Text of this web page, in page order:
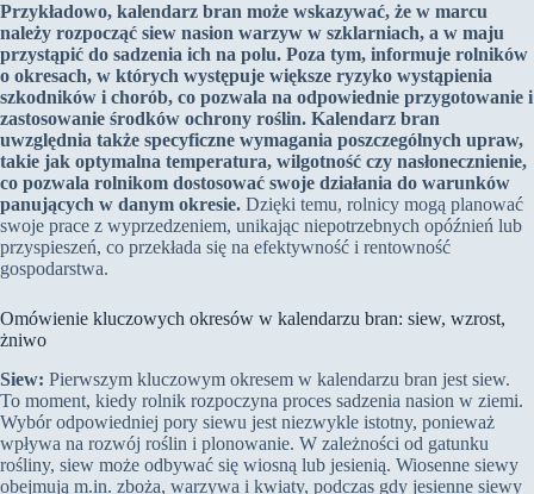
Przykładowo, kalendarz bran może wskazywać, że w marcu
należy rozpocząć siew nasion warzyw w szklarniach, a w maju
przystąpić do sadzenia ich na polu. Poza tym, informuje rolników
o okresach, w których występuje większe ryzyko wystąpienia
szkodników i chorób, co pozwala na odpowiednie przygotowanie i
zastosowanie środków ochrony roślin. Kalendarz bran
uwzględnia także specyficzne wymagania poszczególnych upraw,
takie jak optymalna temperatura, wilgotność czy nasłonecznienie,
co pozwala rolnikom dostosować swoje działania do warunków
panujących w danym okresie. Dzięki temu, rolnicy mogą planować
swoje prace z wyprzedzeniem, unikając niepotrzebnych opóźnień lub
przyspieszeń, co przekłada się na efektywność i rentowność
gospodarstwa.
Omówienie kluczowych okresów w kalendarzu bran: siew, wzrost,
żniwo
Siew: Pierwszym kluczowym okresem w kalendarzu bran jest siew.
To moment, kiedy rolnik rozpoczyna proces sadzenia nasion w ziemi.
Wybór odpowiedniej pory siewu jest niezwykle istotny, ponieważ
wpływa na rozwój roślin i plonowanie. W zależności od gatunku
rośliny, siew może odbywać się wiosną lub jesienią. Wiosenne siewy
obejmują m.in. zboża, warzywa i kwiaty, podczas gdy jesienne siewy